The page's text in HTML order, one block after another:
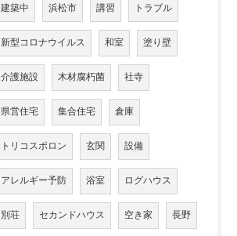
建築中 浜松市 講習 トラブル
新型コロナウイルス 和室 塗り壁
介護施設 木材腐朽菌 社寺
県営住宅 集合住宅 倉庫
トリコスポロン 玄関 設備
アレルギー予防 浴室 ログハウス
別荘 セカンドハウス 空き家 長野